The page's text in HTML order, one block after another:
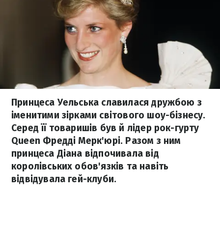
Принцеса Уельська славилася дружбою з
іменитими зірками світового шоу-бізнесу.
Серед її товаришів був й лідер рок-гурту
Queen Фредді Мерк'юрі. Разом з ним
принцеса Діана відпочивала від
королівських обов'язків та навіть
відвідувала гей-клуби.